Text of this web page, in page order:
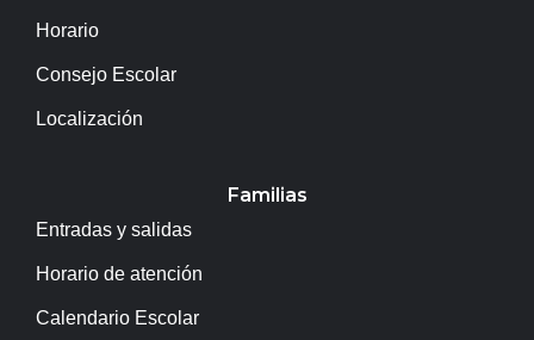
Horario
Consejo Escolar
Localización
Familias
Entradas y salidas
Horario de atención
Calendario Escolar